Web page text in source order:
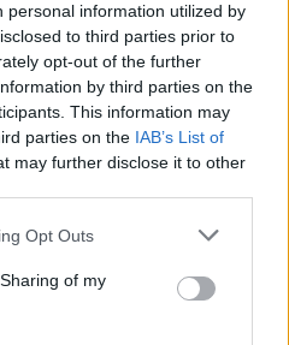
personal information utilized by
to third parties prior to
opt-out of the further
by third parties on the
This information may
parties on the IAB’s List of
may further disclose it to other
app uses one or more Google
behaviour. You may click to
and its third-party tags to
purposes in below Google
Opt Outs
of my